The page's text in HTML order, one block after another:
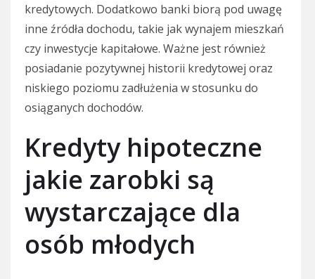
kredytowych. Dodatkowo banki biorą pod uwagę
inne źródła dochodu, takie jak wynajem mieszkań
czy inwestycje kapitałowe. Ważne jest również
posiadanie pozytywnej historii kredytowej oraz
niskiego poziomu zadłużenia w stosunku do
osiąganych dochodów.
Kredyty hipoteczne
jakie zarobki są
wystarczające dla
osób młodych